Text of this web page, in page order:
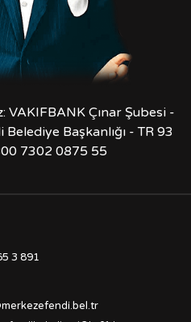
VAKIFBANK Çınar Şubesi -
Başkanlığı - TR 93
7302 0875 55
3 891